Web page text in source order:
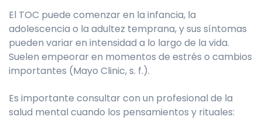
El TOC puede comenzar en la infancia, la
adolescencia o la adultez temprana, y sus síntomas
pueden variar en intensidad a lo largo de la vida.
Suelen empeorar en momentos de estrés o cambios
importantes (Mayo Clinic, s. f.).
Es importante consultar con un profesional de la
salud mental cuando los pensamientos y rituales: